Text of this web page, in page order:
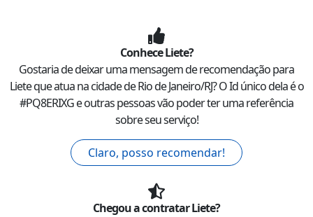
ConheceLiete?
Gostaria de deixar uma mensagem de recomendação para
Lieteque atua na cidade deRio de Janeiro/RJ? O Id único dela é o
#PQ8ERIXGe outras pessoas vão poder ter uma referência
sobre seu serviço!
Claro, posso recomendar!
Chegou a contratarLiete?